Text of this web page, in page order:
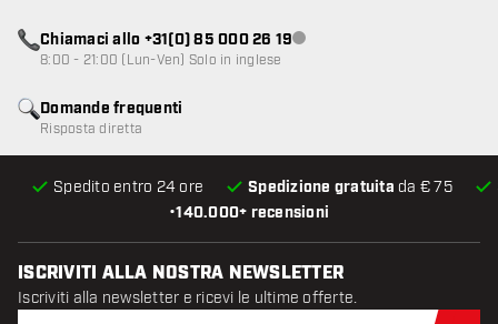
•140.000+ recensioni
Spedito entro 24 ore Spedizione gratuita da € 75
Domande frequenti
Risposta diretta
Chiamaci allo +31(0) 85 000 26 19Servizio clienti non disponibile
8:00 - 21:00 (Lun-Ven) Solo in inglese
ISCRIVITI ALLA NOSTRA NEWSLETTER
Iscriviti alla newsletter e ricevi le ultime offerte.